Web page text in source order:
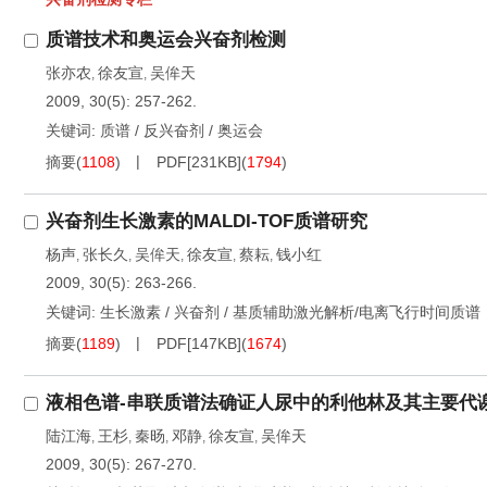
质谱技术和奥运会兴奋剂检测
张亦农, 徐友宣, 吴侔天
2009, 30(5): 257-262.
关键词: 质谱 / 反兴奋剂 / 奥运会
摘要(1108) PDF[231KB](1794)
兴奋剂生长激素的MALDI-TOF质谱研究
杨声, 张长久 , 吴侔天, 徐友宣, 蔡耘, 钱小红
2009, 30(5): 263-266.
关键词: 生长激素 / 兴奋剂 / 基质辅助激光解析/电离飞行时间质谱
摘要(1189) PDF[147KB](1674)
液相色谱-串联质谱法确证人尿中的利他林及其主要代
陆江海, 王杉, 秦旸, 邓静, 徐友宣, 吴侔天
2009, 30(5): 267-270.